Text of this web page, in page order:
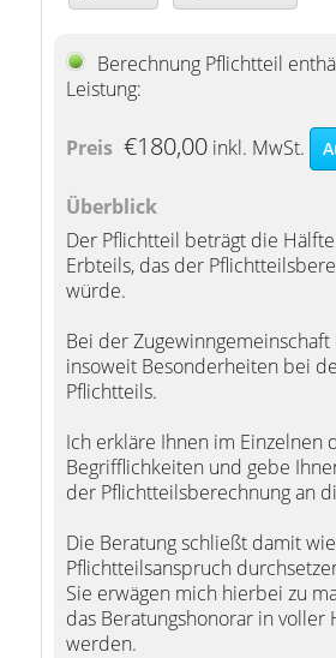
Berechnung Pflichtteil
Leistung:
Preis €180,00 inkl. MwSt.
Überblick
Der Pflichtteil beträgt die
Erbteils, das der
würde.
Bei der
insoweit Besonderheiten bei
Pflichtteils.
Ich erkläre Ihnen im Einzelnen
Begrifflichkeiten und gebe
der Pflichtteilsberechnung an
Die Beratung schließt damit
Pflichtteilsanspruch
Sie erwägen mich hierbei zu
das Beratungshonorar in voller
werden.